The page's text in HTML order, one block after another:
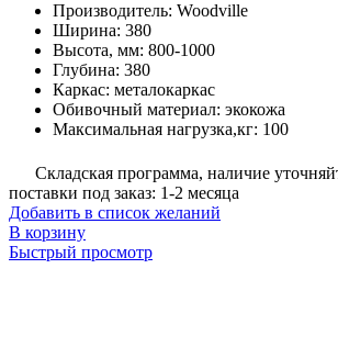
Производитель: Woodville
Ширина: 380
Высота, мм: 800-1000
Глубина: 380
Каркас: металокаркас
Обивочный материал: экокожа
Максимальная нагрузка,кг: 100
Складская программа, наличие
поставки под заказ: 1-2 месяца
Добавить в список желаний
В корзину
Быстрый просмотр